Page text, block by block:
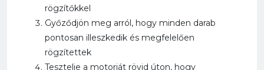
rögzítőkkel
Győződjön meg arról, hogy minden darab
pontosan illeszkedik és megfelelően
rögzítettek
Tesztelje a motorját rövid úton, hogy